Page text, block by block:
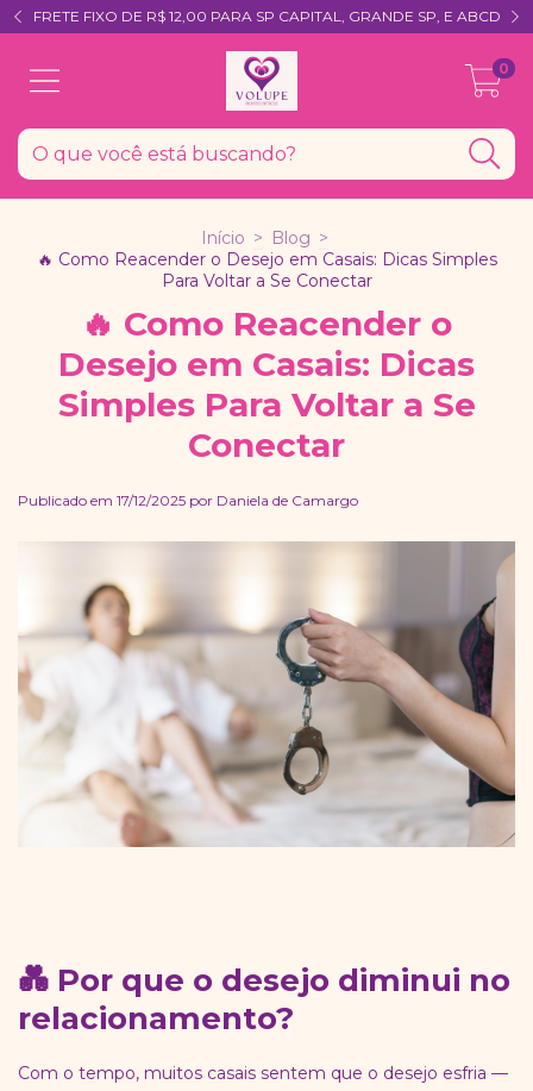
FRETE FIXO DE R$ 12,00 PARA SP CAPITAL, GRANDE SP, E ABCD
0
Início > Blog >
🔥 Como Reacender o Desejo em Casais: Dicas Simples
Para Voltar a Se Conectar
🔥 Como Reacender o
Desejo em Casais: Dicas
Simples Para Voltar a Se
Conectar
Publicado em 17/12/2025 por Daniela de Camargo
💑 Por que o desejo diminui no
relacionamento?
Com o tempo, muitos casais sentem que o desejo esfria —